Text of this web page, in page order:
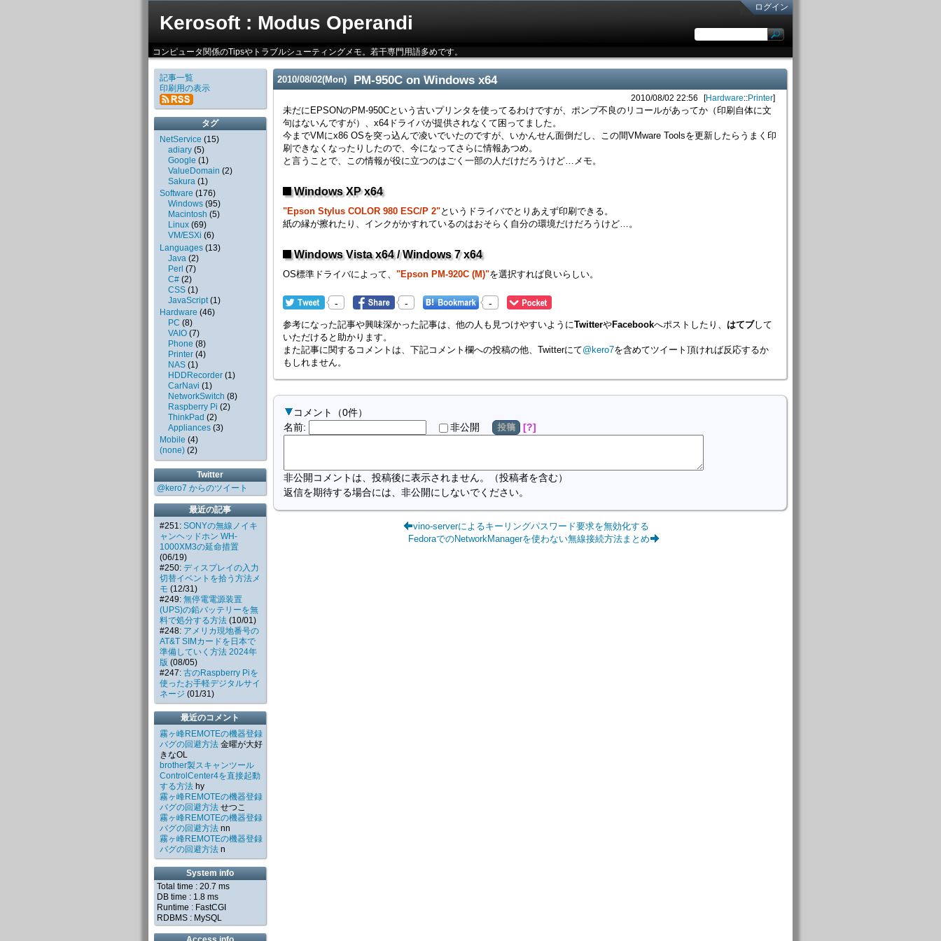
ログイン
Kerosoft : Modus Operandi
コンピュータ関係のTipsやトラブルシューティングメモ。若干専門用語多めです。
2010/08/02(Mon) PM-950C on Windows x64
2010/08/02 22:56 Hardware::Printer
未だにEPSONのPM-950Cという古いプリンタを使ってるわけですが、ポンプ不良のリコールがあってか（印刷自体に文
句はないんですが）、x64ドライバが提供されなくて困ってました。
今までVMにx86 OSを突っ込んで凌いでいたのですが、いかんせん面倒だし、この間VMware Toolsを更新したらうまく印
刷できなくなったりしたので、今になってさらに情報あつめ。
と言うことで、この情報が役に立つのはごく一部の人だけだろうけど…メモ。
Windows XP x64
"Epson Stylus COLOR 980 ESC/P 2"というドライバでとりあえず印刷できる。
紙の縁が擦れたり、インクがかすれているのはおそらく自分の環境だけだろうけど…。
Windows Vista x64 / Windows 7 x64
OS標準ドライバによって、"Epson PM-920C (M)"を選択すれば良いらしい。
- - -
参考になった記事や興味深かった記事は、他の人も見つけやすいようにTwitterやFacebookへポストしたり、 はてブして
いただけると助かります。
また記事に関するコメントは、下記コメント欄への投稿の他、Twitterにて@kero7を含めてツイート頂ければ反応するか
もしれません。
コメント （0件）
名前: 非公開 投稿 ?
非公開コメントは、投稿後に表示されません。（投稿者を含む）
返信を期待する場合には、非公開にしないでください。
vino-serverによるキーリングパスワード要求を無効化する
FedoraでのNetworkManagerを使わない無線接続方法まとめ
記事一覧
印刷用の表示
タグ
NetService (15)
adiary (5)
Google (1 )
ValueDomain (2)
Sakura (1 )
Software (176)
Windows (95)
Macintosh (5)
Linux (69)
VM/ESXi (6)
Languages (13)
Java (2)
Perl (7)
C# (2)
CSS (1 )
JavaScript (1 )
Hardware (46)
PC (8)
VAIO (7)
Phone (8)
Printer (4)
NAS (1)
HDDRecorder (1)
CarNavi (1)
NetworkSwitch (8)
Raspberry Pi (2)
ThinkPad (2)
Appliances (3)
Mobile (4)
(none) (2)
Twitter
@kero7 からのツイート
最近の記事
#251: SONYの無線ノイキ
ャンヘッドホン WH-
1000XM3の延命措置
(06/19)
#250: ディスプレイの入力
切替イベントを拾う方法メ
モ (12/31)
#249: 無停電電源装置
(UPS)の鉛バッテリーを無
料で処分する方法(10/01)
#248: アメリカ現地番号の
AT&T SIMカードを日本で
準備していく方法 2024年
版 (08/05)
#247: 古のRaspberry Piを
使ったお手軽デジタルサイ
ネージ (01/31)
最近のコメント
霧ヶ峰REMOTEの機器登録
バグの回避方法 金曜が大好
きなOL
brother製スキャンツール
ControlCenter4を直接起動
する方法 hy
霧ヶ峰REMOTEの機器登録
バグの回避方法 せつこ
霧ヶ峰REMOTEの機器登録
バグの回避方法 nn
霧ヶ峰REMOTEの機器登録
バグの回避方法 n
System info
Total time : 20.7 ms
DB time : 1.8 ms
Runtime : FastCGI
RDBMS : MySQL